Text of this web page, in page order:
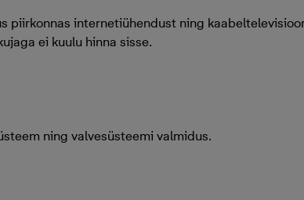
piirkonnas internetiühendust ning
ei kuulu hinna sisse.
ning valvesüsteemi valmidus.